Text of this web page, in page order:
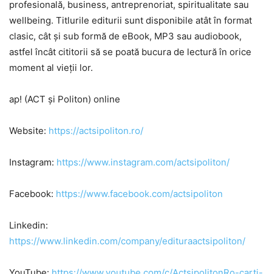
profesională, business, antreprenoriat, spiritualitate sau
wellbeing. Titlurile editurii sunt disponibile atât în format
clasic, cât și sub formă de eBook, MP3 sau audiobook,
astfel încât cititorii să se poată bucura de lectură în orice
moment al vieții lor.
ap! (ACT și Politon) online
Website: https://actsipoliton.ro/
Instagram: https://www.instagram.com/actsipoliton/
Facebook: https://www.facebook.com/actsipoliton
Linkedin:
https://www.linkedin.com/company/edituraactsipoliton/